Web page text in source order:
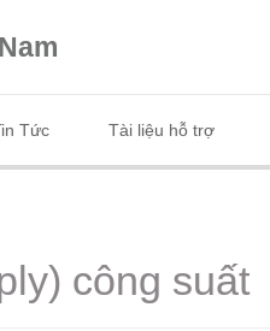
Tức Tài liệu hỗ trợ
công suất